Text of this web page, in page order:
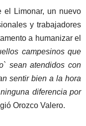
el Limonar, un nuevo
y trabajadores
a humanizar el
campesinos que
sean atendidos con
sentir bien a la hora
diferencia por
Orozco Valero.